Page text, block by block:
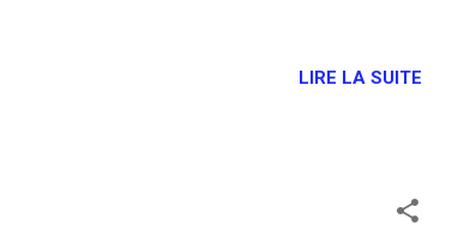
LIRE LA SUITE